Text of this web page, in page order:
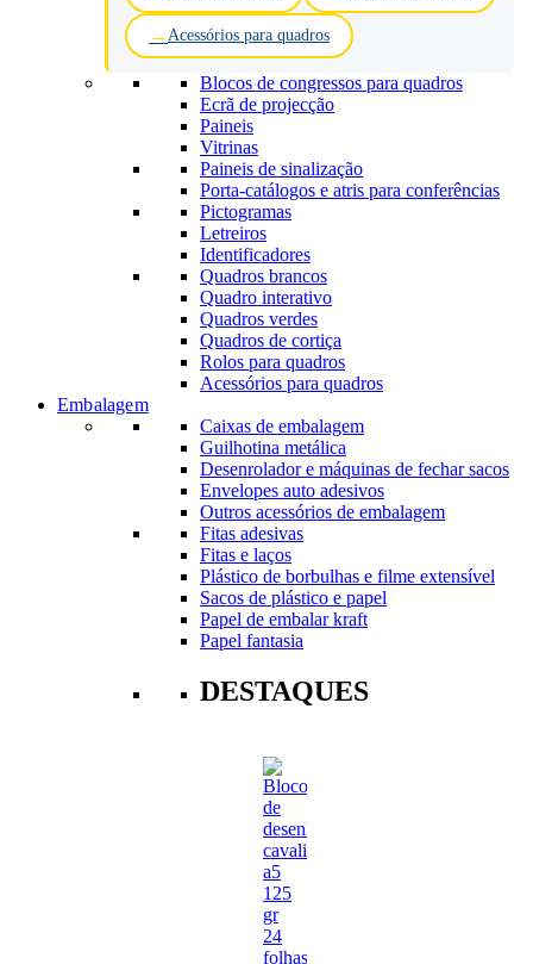
Acessórios para quadros
Blocos de congressos para quadros
Ecrã de projecção
Paineis
Vitrinas
Paineis de sinalização
Porta-catálogos e atris para conferências
Pictogramas
Letreiros
Identificadores
Quadros brancos
Quadro interativo
Quadros verdes
Quadros de cortiça
Rolos para quadros
Acessórios para quadros
Embalagem
Caixas de embalagem
Guilhotina metálica
Desenrolador e máquinas de fechar sacos
Envelopes auto adesivos
Outros acessórios de embalagem
Fitas adesivas
Fitas e laços
Plástico de borbulhas e filme extensível
Sacos de plástico e papel
Papel de embalar kraft
Papel fantasia
DESTAQUES